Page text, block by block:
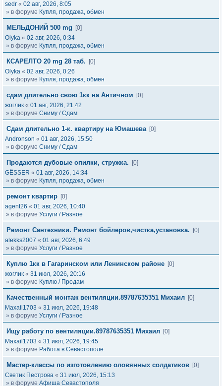
sedr « 02 авг, 2026, 8:05
» в форуме Купля, продажа, обмен
МЕЛЬДОНИЙ 500 mg
[0]
Olyka « 02 авг, 2026, 0:34
» в форуме Купля, продажа, обмен
КСАРЕЛТО 20 mg 28 таб.
[0]
Olyka « 02 авг, 2026, 0:26
» в форуме Купля, продажа, обмен
сдам длительно свою 1кк на Античном
[0]
жоглик « 01 авг, 2026, 21:42
» в форуме Сниму / Сдам
Сдам длительно 1-к. квартиру на Юмашева [0]
Andronson « 01 авг, 2026, 15:50
» в форуме Сниму / Сдам
Продаются дубовые опилки, стружка.
[0]
GЁSSER « 01 авг, 2026, 14:34
» в форуме Купля, продажа, обмен
ремонт квартир [0]
agent26 « 01 авг, 2026, 10:40
» в форуме Услуги / Разное
Ремонт Сантехники. Ремонт бойлеров,чистка,установка.
[0]
alekks2007 « 01 авг, 2026, 6:49
» в форуме Услуги / Разное
Куплю 1кк в Гагаринском или Ленинском районе [0]
жоглик « 31 июл, 2026, 20:16
» в форуме Куплю / Продам
Качественный монтаж вентиляции.89787635351 Михаил [0]
Maxail1703 « 31 июл, 2026, 19:48
» в форуме Услуги / Разное
Ищу работу по вентиляции.89787635351 Михаил [0]
Maxail1703 « 31 июл, 2026, 19:45
» в форуме Работа в Севастополе
Мастер-классы по изготовлению оловянных солдатиков [0]
Светик Пестрова « 31 июл, 2026, 15:13
» в форуме Афиша Севастополя